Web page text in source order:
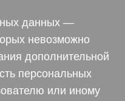
данных —
невозможно
дополнительной
персональных
или иному